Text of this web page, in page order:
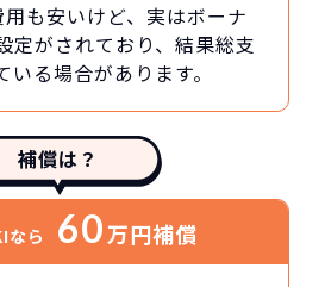
も安いけど、実はボーナ
定がされており、結果総支
る場合があります。
補償は？
なら 60万円補償